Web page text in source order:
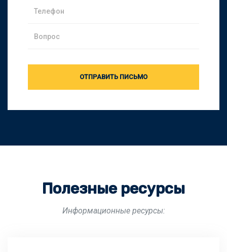
ОТПРАВИТЬ ПИСЬМО
Полезные ресурсы
Информационные ресурсы: